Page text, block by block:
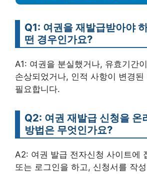
Q1: 여권을 재발급받아야
떤 경우인가요?
A1: 여권을 분실했거나, 유효기간
손상되었거나, 인적 사항이 변경된
필요합니다.
Q2: 여권 재발급 신청을 온
방법은 무엇인가요?
A2: 여권 발급 전자신청 사이트에
또는 로그인을 하고, 신청서를 작